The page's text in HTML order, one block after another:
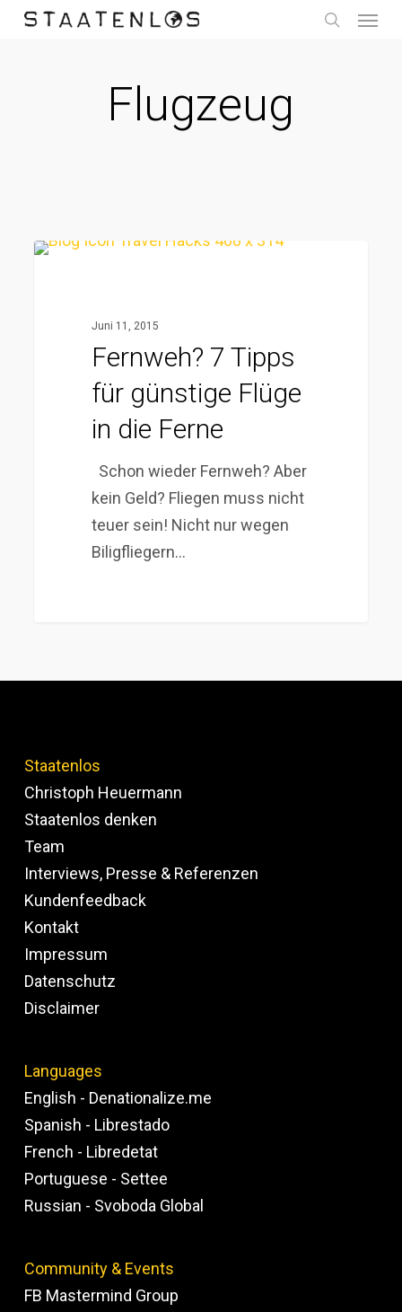
Skip
Flugzeug
Fernweh?
günstige
Juni 11, 2015
Fernweh? 7 Tipps
für günstige Flüge
in die Ferne
Schon wieder Fernweh? Aber
kein Geld? Fliegen muss nicht
teuer sein! Nicht nur wegen
Biligfliegern…
Staatenlos
Christoph Heuermann
Staatenlos denken
Team
Interviews, Presse & Referenzen
Kundenfeedback
Kontakt
Impressum
Datenschutz
Disclaimer
Languages
English - Denationalize.me
Spanish - Librestado
French - Libredetat
Portuguese - Settee
Russian - Svoboda Global
Community & Events
FB Mastermind Group